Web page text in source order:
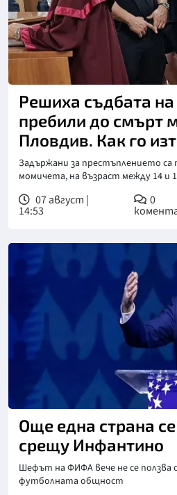
Снимка: БГНЕС
Решиха съдбата
пребили до смърт
Пловдив. Как го
Задържани за престъплението
момичета, на възраст между 14 и
07 август |
14:53
0
Още една страна
срещу Инфантино
Шефът на ФИФА вече не се ползва
футболната общност